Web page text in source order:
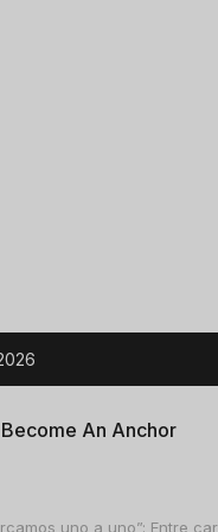
Become An Anchor
uno a uno”: Entre